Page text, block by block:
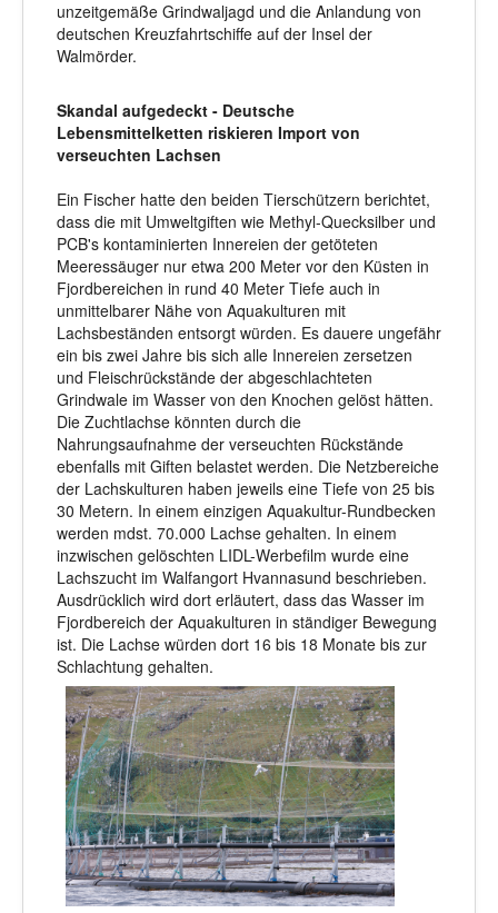
unzeitgemäße Grindwaljagd und die Anlandung von
deutschen Kreuzfahrtschiffe auf der Insel der
Walmörder.
Skandal aufgedeckt - Deutsche
Lebensmittelketten riskieren Import von
verseuchten Lachsen
Ein Fischer hatte den beiden Tierschützern berichtet,
dass die mit Umweltgiften wie Methyl-Quecksilber und
PCB's kontaminierten Innereien der getöteten
Meeressäuger nur etwa 200 Meter vor den Küsten in
Fjordbereichen in rund 40 Meter Tiefe auch in
unmittelbarer Nähe von Aquakulturen mit
Lachsbeständen entsorgt würden. Es dauere ungefähr
ein bis zwei Jahre bis sich alle Innereien zersetzen
und Fleischrückstände der abgeschlachteten
Grindwale im Wasser von den Knochen gelöst hätten.
Die Zuchtlachse könnten durch die
Nahrungsaufnahme der verseuchten Rückstände
ebenfalls mit Giften belastet werden. Die Netzbereiche
der Lachskulturen haben jeweils eine Tiefe von 25 bis
30 Metern. In einem einzigen Aquakultur-Rundbecken
werden mdst. 70.000 Lachse gehalten. In einem
inzwischen gelöschten LIDL-Werbefilm wurde eine
Lachszucht im Walfangort Hvannasund beschrieben.
Ausdrücklich wird dort erläutert, dass das Wasser im
Fjordbereich der Aquakulturen in ständiger Bewegung
ist. Die Lachse würden dort 16 bis 18 Monate bis zur
Schlachtung gehalten.